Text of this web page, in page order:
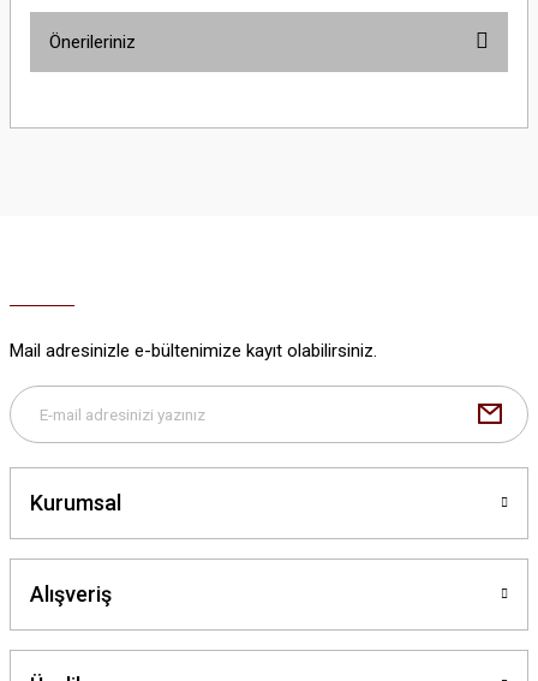
Önerileriniz
Bu ürüne benzer farklı alternatifler olmalı.
Mail adresinizle e-bültenimize kayıt olabilirsiniz.
Kurumsal
Alışveriş